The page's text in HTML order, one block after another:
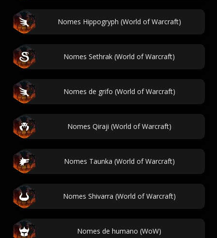
Nomes Hippogryph (World of Warcraft)
Nomes Sethrak (World of Warcraft)
Nomes de grifo (World of Warcraft)
Nomes Qiraji (World of Warcraft)
Nomes Taunka (World of Warcraft)
Nomes Shivarra (World of Warcraft)
Nomes de humano (WoW)